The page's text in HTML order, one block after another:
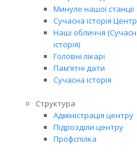
Минуле нашої станції
Сучасна історія
Наші обличчя
історія)
Головні лікарі
Пам’ятні дати
Сучасна історія
Структура
Адміністрація центру
Підрозділи центру
Профспілка